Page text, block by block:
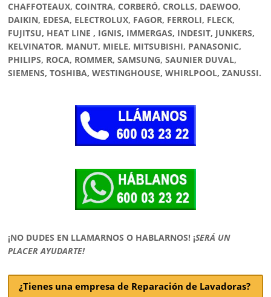
CHAFFOTEAUX, COINTRA, CORBERÓ, CROLLS, DAEWOO,
DAIKIN, EDESA, ELECTROLUX, FAGOR, FERROLI, FLECK,
FUJITSU, HEAT LINE , IGNIS, IMMERGAS, INDESIT, JUNKERS,
KELVINATOR, MANUT, MIELE, MITSUBISHI, PANASONIC,
PHILIPS, ROCA, ROMMER, SAMSUNG, SAUNIER DUVAL,
SIEMENS, TOSHIBA, WESTINGHOUSE, WHIRLPOOL, ZANUSSI.
¡NO DUDES EN LLAMARNOS O HABLARNOS! ¡SERÁ UN
PLACER AYUDARTE!
¿Tienes una empresa de Reparación de Lavadoras?